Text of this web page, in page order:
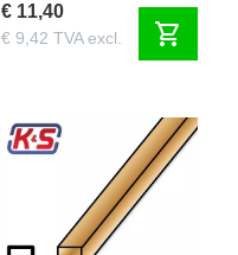
€ 11,40
€ 9,42 TVA excl. shopping_cart